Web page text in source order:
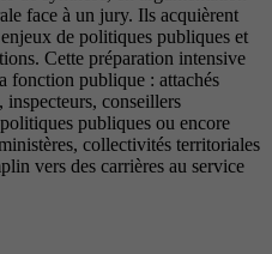
face à un jury. Ils acquièrent
de politiques publiques et
Cette préparation intensive
fonction publique : attachés
conseillers
publiques ou encore
collectivités territoriales
vers des carrières au service